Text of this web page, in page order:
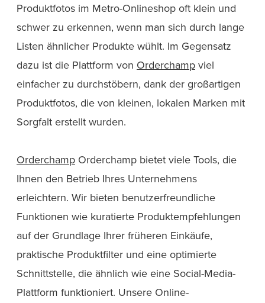
Produktfotos im Metro-Onlineshop oft klein und
schwer zu erkennen, wenn man sich durch lange
Listen ähnlicher Produkte wühlt. Im Gegensatz
dazu ist die Plattform von Orderchamp viel
einfacher zu durchstöbern, dank der großartigen
Produktfotos, die von kleinen, lokalen Marken mit
Sorgfalt erstellt wurden.
Orderchamp Orderchamp bietet viele Tools, die
Ihnen den Betrieb Ihres Unternehmens
erleichtern. Wir bieten benutzerfreundliche
Funktionen wie kuratierte Produktempfehlungen
auf der Grundlage Ihrer früheren Einkäufe,
praktische Produktfilter und eine optimierte
Schnittstelle, die ähnlich wie eine Social-Media-
Plattform funktioniert. Unsere Online-